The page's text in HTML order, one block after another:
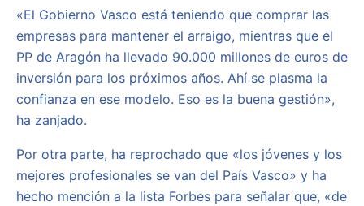
«El Gobierno Vasco está teniendo que comprar las
empresas para mantener el arraigo, mientras que el
PP de Aragón ha llevado 90.000 millones de euros de
inversión para los próximos años. Ahí se plasma la
confianza en ese modelo. Eso es la buena gestión»,
ha zanjado.
Por otra parte, ha reprochado que «los jóvenes y los
mejores profesionales se van del País Vasco» y ha
hecho mención a la lista Forbes para señalar que, «de